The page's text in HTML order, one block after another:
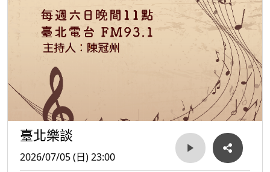
臺北樂談
2026/07/05 (日) 23:00